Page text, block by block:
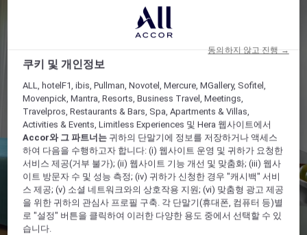
쿠키 및 개인정보
ALL, hotelF1, ibis, Pullman, Novotel, Mercure, MGallery, Sofitel,
Movenpick, Mantra, Resorts, Business Travel, Meetings,
Travelpros, Restaurants & Bars, Spa, Apartments & Villas,
Activities & Events, Limitless Experiences 및 Hera 웹사이트에서
Accor와 그 파트너는 귀하의 단말기에 정보를 저장하거나 액세스
하여 다음을 수행하고자 합니다: (i) 웹사이트 운영 및 귀하가 요청한
서비스 제공(거부 불가); (ii) 웹사이트 기능 개선 및 맞춤화; (iii) 웹사
이트 방문자 수 및 성능 측정; (iv) 귀하가 신청한 경우 "캐시백" 서비
스 제공; (v) 소셜 네트워크와의 상호작용 지원; (vi) 맞춤형 광고 제공
을 위한 귀하의 관심사 프로필 구축. 각 단말기(휴대폰, 컴퓨터 등)별
로 "설정" 버튼을 클릭하여 이러한 다양한 용도 중에서 선택할 수 있
습니다.
동의하지 않고 진행 →